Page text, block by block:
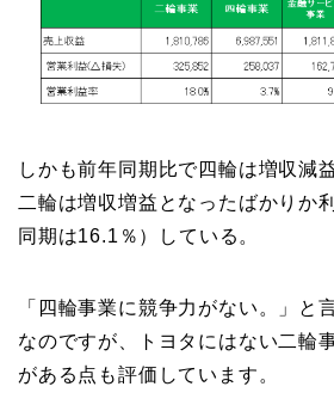
しかも前年同期比で四輪は増収減
二輪は増収増益となったばかりか
同期は16.1％）している。
「四輪事業に競争力がない。」と
なのですが、トヨタにはない二輪
がある点も評価しています。